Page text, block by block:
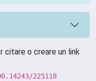
citare o creare un link
225118